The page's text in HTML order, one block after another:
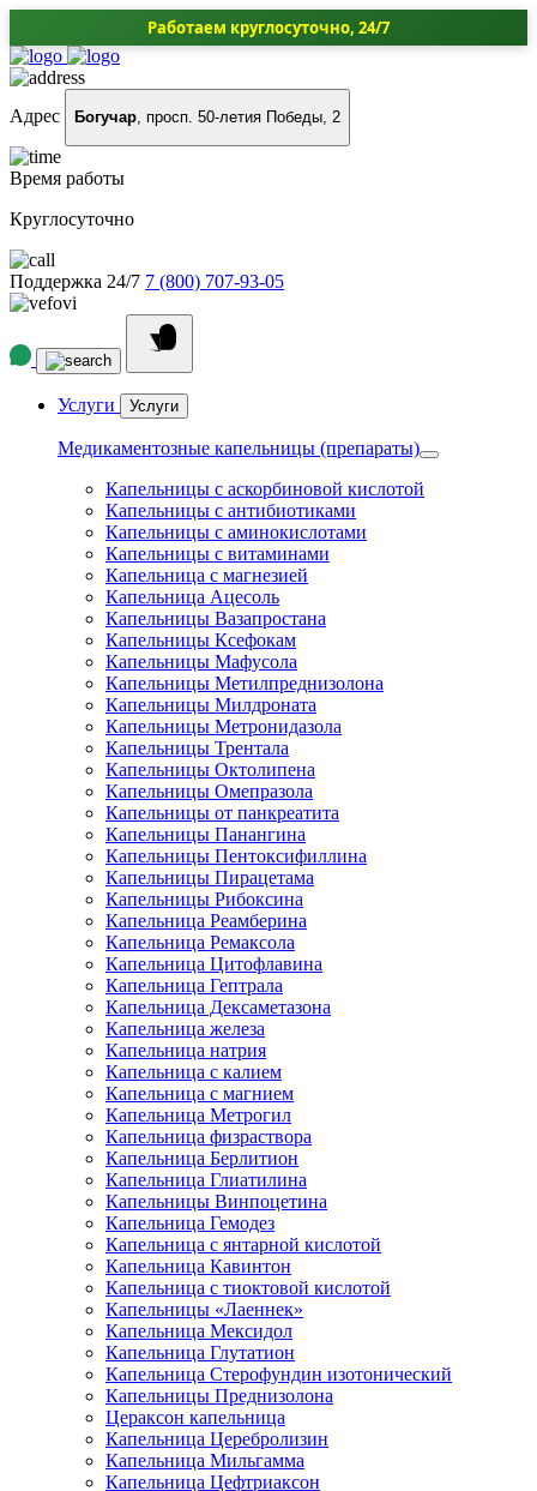
Работаем круглосуточно, 24/7
Адрес Богучар, просп. 50-летия Победы, 2
Время работы
Круглосуточно
Поддержка 24/7 7 (800) 707-93-05
Услуги Услуги
Медикаментозные капельницы (препараты)
Капельницы с аскорбиновой кислотой
Капельницы с антибиотиками
Капельницы с аминокислотами
Капельницы с витаминами
Капельница с магнезией
Капельница Ацесоль
Капельницы Вазапростана
Капельницы Ксефокам
Капельницы Мафусола
Капельницы Метилпреднизолона
Капельницы Милдроната
Капельницы Метронидазола
Капельницы Трентала
Капельницы Октолипена
Капельницы Омепразола
Капельницы от панкреатита
Капельницы Панангина
Капельницы Пентоксифиллина
Капельницы Пирацетама
Капельницы Рибоксина
Капельница Реамберина
Капельница Ремаксола
Капельница Цитофлавина
Капельница Гептрала
Капельница Дексаметазона
Капельница железа
Капельница натрия
Капельница с калием
Капельница с магнием
Капельница Метрогил
Капельница физраствора
Капельница Берлитион
Капельница Глиатилина
Капельницы Винпоцетина
Капельница Гемодез
Капельница с янтарной кислотой
Капельница Кавинтон
Капельница с тиоктовой кислотой
Капельницы «Лаеннек»
Капельница Мексидол
Капельница Глутатион
Капельница Стерофундин изотонический
Капельницы Преднизолона
Цераксон капельница
Капельница Церебролизин
Капельница Мильгамма
Капельница Цефтриаксон